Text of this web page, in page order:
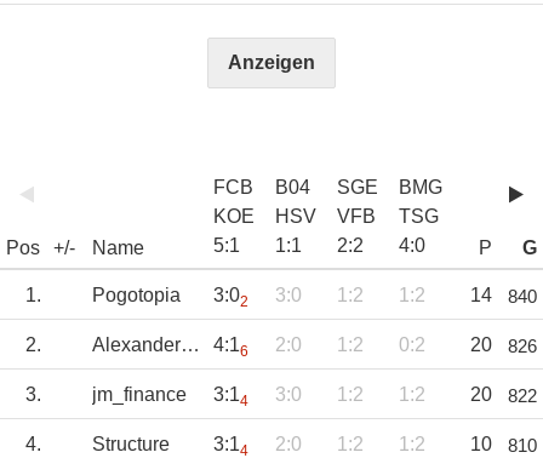
Anzeigen
Pos +/- Name
FCB
KOE
5:1
B04
HSV
1:1
SGE
VFB
2:2
BMG
TSG
4:0 P G
1. Pogotopia 3:02 3:0 1:2 1:2 14 840
2. Alexander_B 4:16 2:0 1:2 0:2 20 826
3. jm_finance 3:14 3:0 1:2 1:2 20 822
4. Structure 3:14 2:0 1:2 1:2 10 810